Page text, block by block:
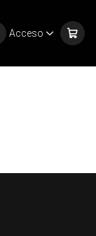
Acceso